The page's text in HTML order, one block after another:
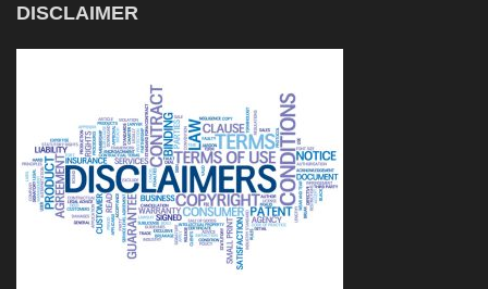
DISCLAIMER